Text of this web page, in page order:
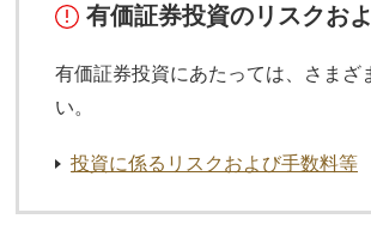
有価証券投資のリスクお
有価証券投資にあたっては、さまざ
い。
投資に係るリスクおよび手数料等